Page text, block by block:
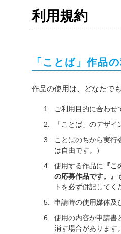
利用規約
「ことば」作品
作品の使用は、どなたで
ご利用目的に合わせ
「ことば」のデザイ
ことばのちから実行
は自由です。）
使用する作品に
『
の応募作品です。』
トを必ず併記してく
申請時の使用媒体及
使用の内容が申請書
消す場合があります。